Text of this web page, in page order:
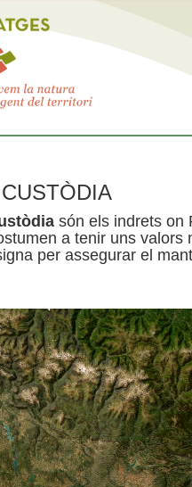
són els indrets on
a tenir uns
per assegurar el